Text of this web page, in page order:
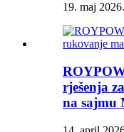
19. maj 2026.
rješenja
na sajmu